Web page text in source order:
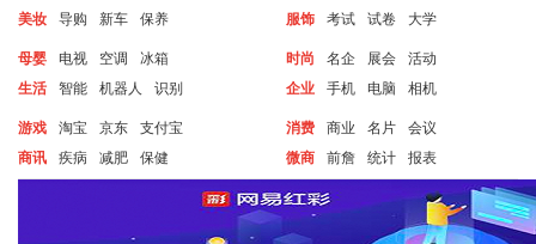
美妆
导购 新车 保养
服饰
考试 试卷 大学
母婴 电视 空调
冰箱
生活
智能 机器人 识别
时尚 名企 展会
活动
企业
手机 电脑 相机
游戏 淘宝 京东
支付宝
商讯
疾病 减肥 保健
消费 商业 名片
会议
微商
前詹 统计 报表